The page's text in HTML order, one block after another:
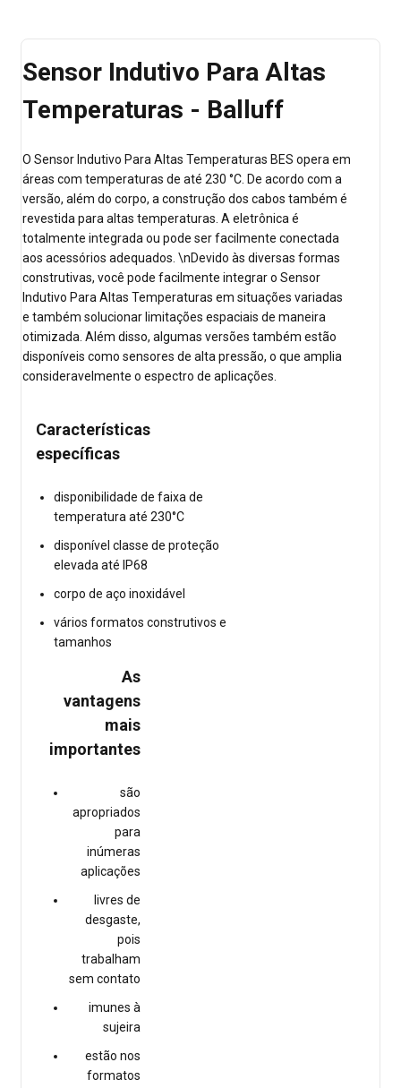
Sensor Indutivo Para Altas
Temperaturas - Balluff
O Sensor Indutivo Para Altas Temperaturas BES opera em
áreas com temperaturas de até 230 °C. De acordo com a
versão, além do corpo, a construção dos cabos também é
revestida para altas temperaturas. A eletrônica é
totalmente integrada ou pode ser facilmente conectada
aos acessórios adequados. \nDevido às diversas formas
construtivas, você pode facilmente integrar o Sensor
Indutivo Para Altas Temperaturas em situações variadas
e também solucionar limitações espaciais de maneira
otimizada. Além disso, algumas versões também estão
disponíveis como sensores de alta pressão, o que amplia
consideravelmente o espectro de aplicações.
Características
específicas
disponibilidade de faixa de
temperatura até 230°C
disponível classe de proteção
elevada até IP68
corpo de aço inoxidável
vários formatos construtivos e
tamanhos
As
vantagens
mais
importantes
são
apropriados
para
inúmeras
aplicações
livres de
desgaste,
pois
trabalham
sem contato
imunes à
sujeira
estão nos
formatos